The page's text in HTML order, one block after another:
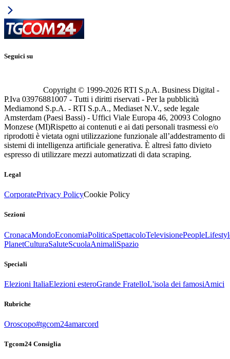
Seguici su
Copyright © 1999-2026 RTI S.p.A. Business Digital -
P.Iva 03976881007 - Tutti i diritti riservati - Per la pubblicità
Mediamond S.p.A. - RTI S.p.A., Mediaset N.V., sede legale
Amsterdam (Paesi Bassi) - Uffici Viale Europa 46, 20093 Cologno
Monzese (MI)Rispetto ai contenuti e ai dati personali trasmessi e/o
riprodotti è vietata ogni utilizzazione funzionale all’addestramento di
sistemi di intelligenza artificiale generativa. È altresì fatto divieto
espresso di utilizzare mezzi automatizzati di data scraping.
Legal
CorporatePrivacy PolicyCookie Policy
Sezioni
CronacaMondoEconomiaPoliticaSpettacoloTelevisionePeople
PlanetCulturaSaluteScuolaAnimaliSpazio
Speciali
Elezioni ItaliaElezioni esteroGrande FratelloL'isola dei famosiAmici
Rubriche
Oroscopo#tgcom24amarcord
Tgcom24 Consiglia